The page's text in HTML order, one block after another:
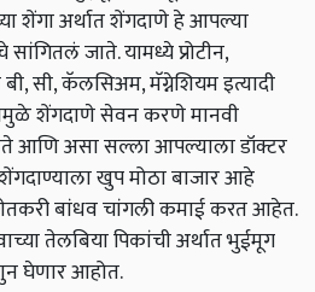
शेंगा अर्थात शेंगदाणे हे आपल्या
जाते. यामध्ये प्रोटीन,
बी, सी, कॅलसिअम, मॅग्नेशियम इत्यादी
शेंगदाणे सेवन करणे मानवी
आणि असा सल्ला आपल्याला डॉक्टर
खुप मोठा बाजार आहे
बांधव चांगली कमाई करत आहेत.
तेलबिया पिकांची अर्थात भुईमूग
घेणार आहोत.